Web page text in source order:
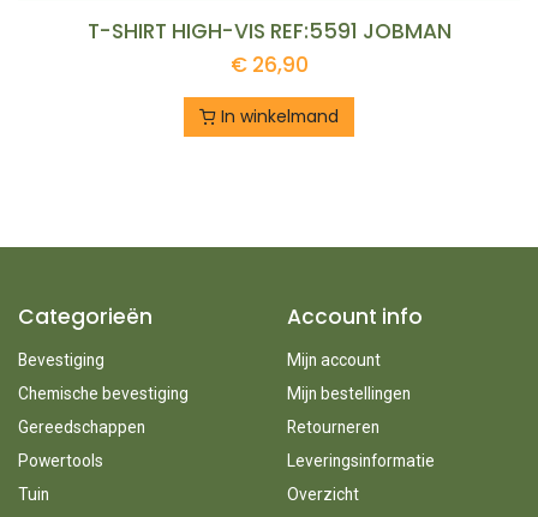
T-SHIRT HIGH-VIS REF:5591 JOBMAN
€ 26,90
In winkelmand
Categorieën
Bevestiging
Chemische bevestiging
Gereedschappen
Powertools
Tuin
Account info
Mijn account
Mijn bestellingen
Retourneren
Leveringsinformatie
Overzicht